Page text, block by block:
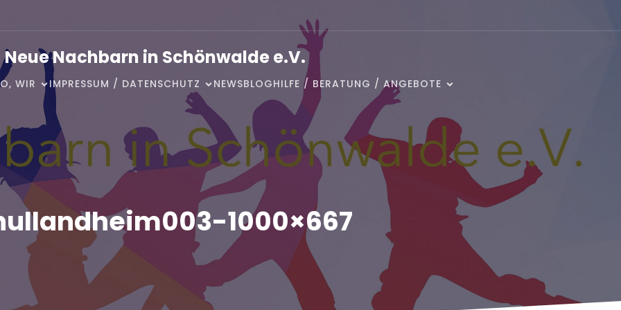
Neue Nachbarn in Schönwalde e.V.
WIR IMPRESSUM / DATENSCHUTZ NEWSBLOGHILFE / BERATUNG / ANGEBOTE
1000×667